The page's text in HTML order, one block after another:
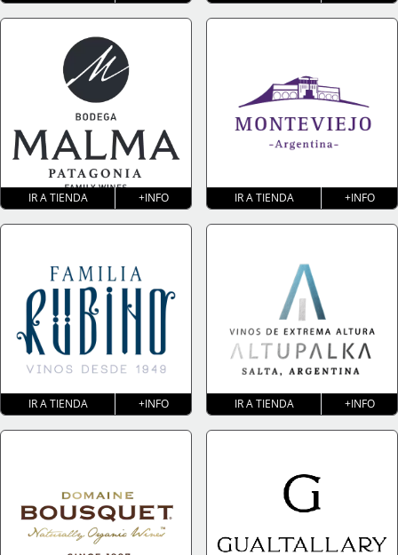
IR A TIENDA +INFO IR A TIENDA +INFO
IR A TIENDA +INFO IR A TIENDA +INFO